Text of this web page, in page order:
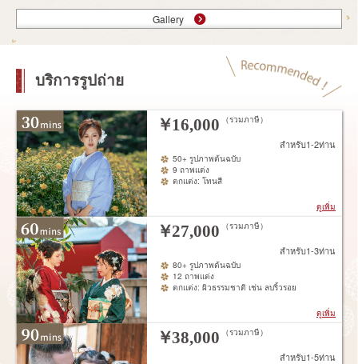
Gallery
บริการรูปถ่าย
￥16,000 （รวมภาษี）
สำหรับ1-2ท่าน
50+ รูปภาพต้นฉบับ
9 ถาพแต่ง
ตกแต่ง: โทนสี
ดูเพิ่ม
￥27,000 （รวมภาษี）
สำหรับ1-3ท่าน
80+ รูปภาพต้นฉบับ
12 ถาพแต่ง
ตกแต่ง: ผิวธรรมชาติ เช่น ลบริ้วรอย
ดูเพิ่ม
￥38,000 （รวมภาษี）
สำหรับ1-5ท่าน